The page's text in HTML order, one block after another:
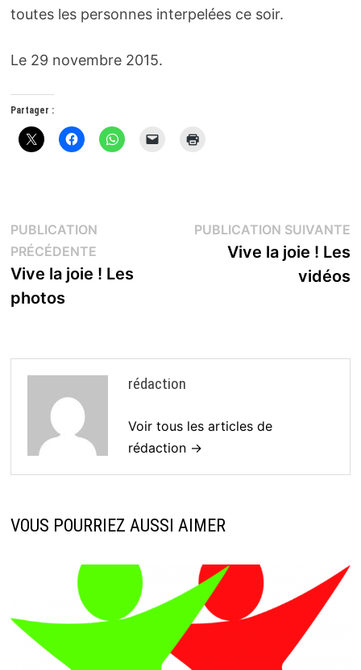
toutes les personnes interpelées ce soir.
Le 29 novembre 2015.
Partager :
Navigation
de
l’article
PUBLICATION
PRÉCÉDENTEPublication
précédente :
Vive la joie ! Les
photos
PUBLICATION SUIVANTE
Vive la joie ! Les
vidéos
rédaction
Voir tous les articles de
rédaction →
VOUS POURRIEZ AUSSI AIMER